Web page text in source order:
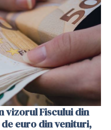
vizorul Fiscului din
euro din venituri,